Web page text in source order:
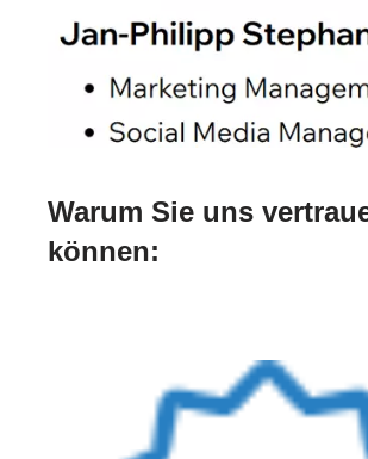
Warum Sie uns
können: